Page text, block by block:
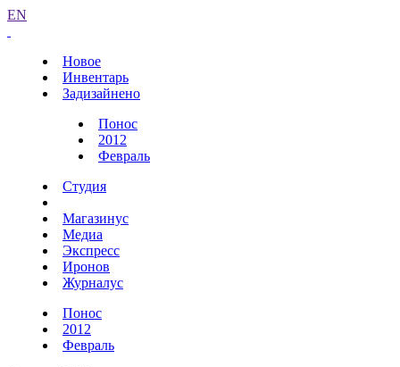
EN
Новое
Инвентарь
Задизайнено
Понос
2012
Февраль
Студия
Магазинус
Медиа
Экспресс
Иронов
Журналус
Понос
2012
Февраль